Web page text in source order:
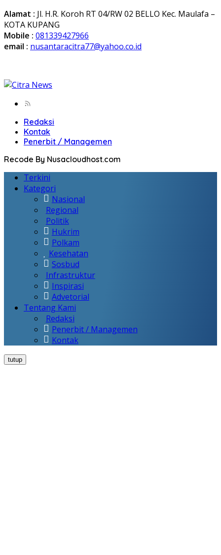
Alamat : Jl. H.R. Koroh RT 04/RW 02 BELLO Kec. Maulafa –
KOTA KUPANG
Mobile : 081339427966
email : nusantaracitra77@yahoo.co.id
Redaksi
Kontak
Penerbit / Managemen
Recode By Nusacloudhost.com
Terkini
Kategori
Nasional
Regional
Politik
Hukrim
Polkam
Kesehatan
Sosbud
Infrastruktur
Inspirasi
Advetorial
Tentang Kami
Redaksi
Penerbit / Managemen
Kontak
tutup